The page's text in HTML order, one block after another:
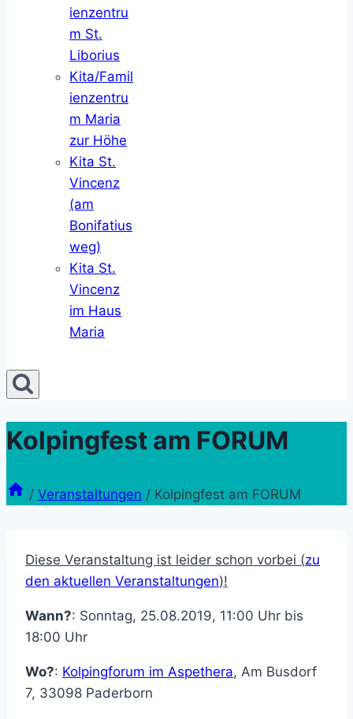
ienzentru
m St.
Liborius
Kita/Famil
ienzentru
m Maria
zur Höhe
Kita St.
Vincenz
(am
Bonifatius
weg)
Kita St.
Vincenz
im Haus
Maria
Kolpingfest am FORUM
/ Veranstaltungen / Kolpingfest am FORUM
Diese Veranstaltung ist leider schon vorbei (zu
den aktuellen Veranstaltungen)!
Wann?: Sonntag, 25.08.2019, 11:00 Uhr bis
18:00 Uhr
Wo?: Kolpingforum im Aspethera, Am Busdorf
7, 33098 Paderborn